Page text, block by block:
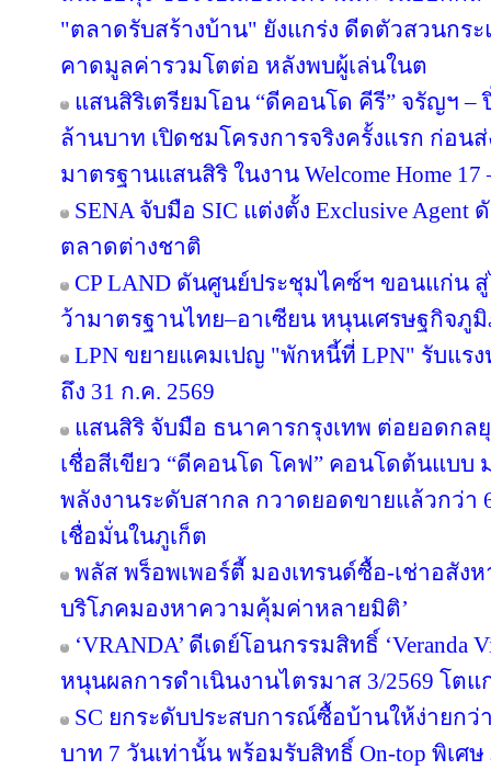
"ตลาดรับสร้างบ้าน" ยังแกร่ง ดีดตัวสวนกร
คาดมูลค่ารวมโตต่อ หลังพบผู้เล่นในต
แสนสิริเตรียมโอน “ดีคอนโด คีรี” จรัญฯ –
ล้านบาท เปิดชมโครงการจริงครั้งแรก ก่อ
มาตรฐานแสนสิริ ในงาน Welcome Home 17
SENA จับมือ SIC แต่งตั้ง Exclusive Agent
ตลาดต่างชาติ
CP LAND ดันศูนย์ประชุมไคซ์ฯ ขอนแก่น
ว้ามาตรฐานไทย–อาเซียน หนุนเศรษฐกิจภู
LPN ขยายแคมเปญ "พักหนี้ที่ LPN" รับแร
ถึง 31 ก.ค. 2569
แสนสิริ จับมือ ธนาคารกรุงเทพ ต่อยอดก
เชื่อสีเขียว “ดีคอนโด โคฟ” คอนโดต้นแบบ
พลังงานระดับสากล กวาดยอดขายแล้วกว่า
เชื่อมั่นในภูเก็ต
พลัส พร็อพเพอร์ตี้ มองเทรนด์ซื้อ-เช่าอสัง
บริโภคมองหาความคุ้มค่าหลายมิติ’
‘VRANDA’ ดีเดย์โอนกรรมสิทธิ์ ‘Veranda
หนุนผลการดำเนินงานไตรมาส 3/2569 โตแ
SC ยกระดับประสบการณ์ซื้อบ้านให้ง่ายกว่
บาท 7 วันเท่านั้น พร้อมรับสิทธิ์ On-top พิเศษ